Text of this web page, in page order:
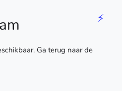
⚡
Ga terug naar de